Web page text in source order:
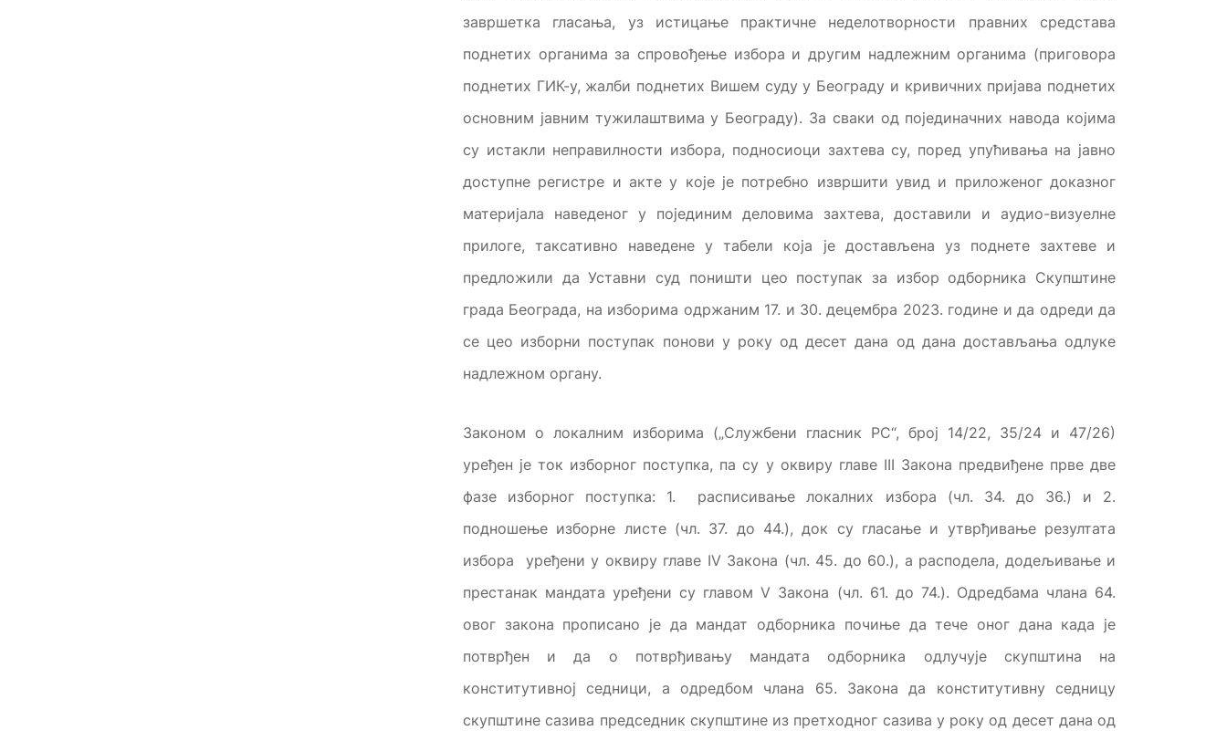
завршетка гласања, уз истицање практичне неделотворности правних средстава
поднетих органима за спровођење избора и другим надлежним органима (приговора
поднетих ГИК-у, жалби поднетих Вишем суду у Београду и кривичних пријава поднетих
основним јавним тужилаштвима у Београду). За сваки од појединачних навода којима
су истакли неправилности избора, подносиоци захтева су, поред упућивања на јавно
доступне регистре и акте у које је потребно извршити увид и приложеног доказног
материјала наведеног у појединим деловима захтева, доставили и аудио-визуелне
прилоге, таксативно наведене у табели која је достављена уз поднете захтеве и
предложили да Уставни суд поништи цео поступак за избор одборника Скупштине
града Београда, на изборима одржаним 17. и 30. децембра 2023. године и да одреди да
се цео изборни поступак понови у року од десет дана од дана достављања одлуке
надлежном органу.
Законом о локалним изборима („Службени гласник РС“, број 14/22, 35/24 и 47/26)
уређен је ток изборног поступка, па су у оквиру главе III Закона предвиђене прве две
фазе изборног поступка: 1. расписивање локалних избора (чл. 34. до 36.) и 2.
подношење изборне листе (чл. 37. до 44.), док су гласање и утврђивање резултата
избора уређени у оквиру главе IV Закона (чл. 45. до 60.), а расподела, додељивање и
престанак мандата уређени су главом V Закона (чл. 61. до 74.). Одредбама члана 64.
овог закона прописано је да мандат одборника почиње да тече оног дана када је
потврђен и да о потврђивању мандата одборника одлучује скупштина на
конститутивној седници, а одредбом члана 65. Закона да конститутивну седницу
скупштине сазива председник скупштине из претходног сазива у року од десет дана од